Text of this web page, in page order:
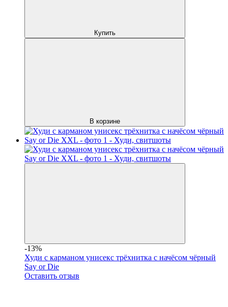
Купить
В корзине
-13%
Худи с карманом унисекс трёхнитка с начёсом чёрный
Say or Die
Оставить отзыв